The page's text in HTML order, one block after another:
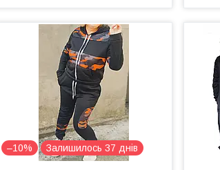
–10% Залишилось 37 днів